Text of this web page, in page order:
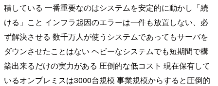
積している 一番重要なのはシステムを安定的に動かし「続
ける」こと インフラ起因のエラーは一件も放置しない、必
ず解決させる 数千万人が使うシステムであってもサーバを
ダウンさせたことはない ヘビーなシステムでも短期間で構
築出来るだけの実力がある 圧倒的な低コスト 現在保有して
いるオンプレミスは3000台規模 事業規模からすると圧倒的